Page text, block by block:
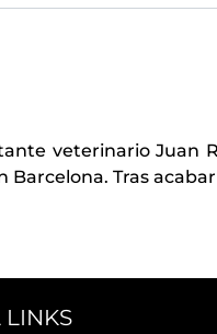
veterinario Juan
Barcelona. Tras
LINKS